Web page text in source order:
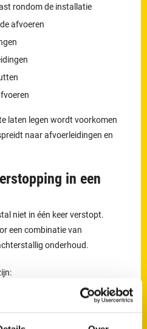
rondom de installatie
afvoeren
laten legen wordt voorkomen
naar afvoerleidingen en
in een
niet in één keer verstopt.
een combinatie van
onderhoud.